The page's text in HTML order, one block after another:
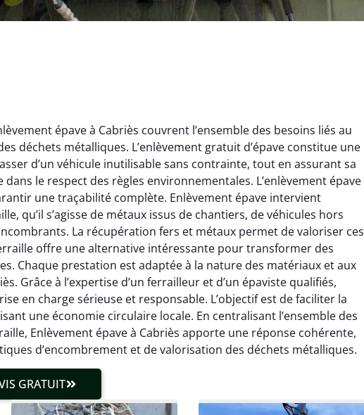
épave à Cabriès couvrent l’ensemble des besoins liés au
déchets métalliques. L’enlèvement gratuit d’épave constitue une
d’un véhicule inutilisable sans contrainte, tout en assurant sa
le respect des règles environnementales. L’enlèvement épave
une traçabilité complète. Enlèvement épave intervient
qu’il s’agisse de métaux issus de chantiers, de véhicules hors
La récupération fers et métaux permet de valoriser ces
offre une alternative intéressante pour transformer des
Chaque prestation est adaptée à la nature des matériaux et aux
Grâce à l’expertise d’un ferrailleur et d’un épaviste qualifiés,
en charge sérieuse et responsable. L’objectif est de faciliter la
une économie circulaire locale. En centralisant l’ensemble des
Enlèvement épave à Cabriès apporte une réponse cohérente,
d’encombrement et de valorisation des déchets métalliques.
GRATUIT
Virginie Lambert
26 février 2025
Parfait pour se débarrasser
des vieux métaux ! Équipe
efficace qui a tout enlevé
sans laisser de traces.
Service client très réactif.
Jérôme Meunier
21 octobre 2024
Service de recyclage efficace
et écologique. Enlèvement
rapide de ma vieille
chaudière et démarche
transparente. Je
recommande !